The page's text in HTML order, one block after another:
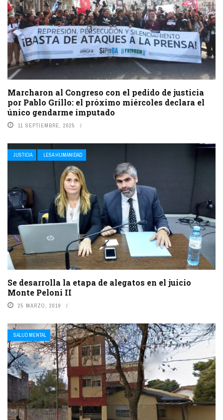
Marcharon al Congreso con el pedido de justicia
por Pablo Grillo: el próximo miércoles declara el
único gendarme imputado
11 SEPTIEMBRE, 2025
JUSTICIA LESA HUMANIDAD
Se desarrolla la etapa de alegatos en el juicio
Monte Peloni II
25 MARZO, 2019
SALUD MENTAL